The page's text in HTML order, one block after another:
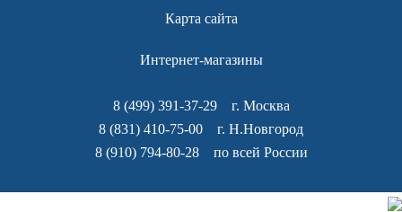
Карта сайта
Интернет-магазины
8 (499) 391-37-29г. Москва
8 (831) 410-75-00 г. Н.Новгород
8 (910) 794-80-28по всей России